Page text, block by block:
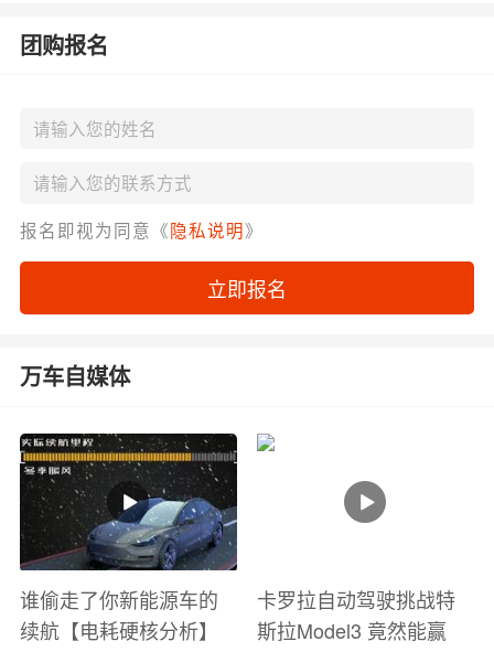
团购报名
报名即视为同意《隐私说明》
立即报名
万车自媒体
谁偷走了你新能源车的
续航【电耗硬核分析】
卡罗拉自动驾驶挑战特
斯拉Model3 竟然能赢